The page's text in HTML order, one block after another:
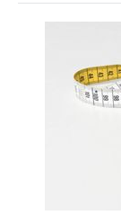
loginvovchyk